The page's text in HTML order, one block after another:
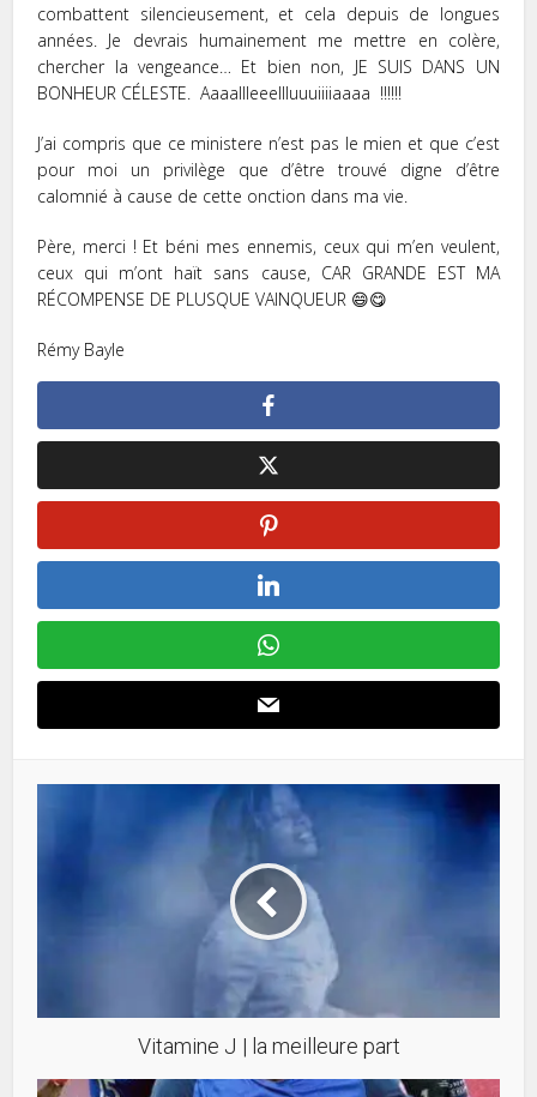
combattent silencieusement, et cela depuis de longues
années. Je devrais humainement me mettre en colère,
chercher la vengeance… Et bien non, JE SUIS DANS UN
BONHEUR CÉLESTE. Aaaallleeellluuuiiiiaaaa !!!!!!
J’ai compris que ce ministere n’est pas le mien et que c’est
pour moi un privilège que d’être trouvé digne d’être
calomnié à cause de cette onction dans ma vie.
Père, merci ! Et béni mes ennemis, ceux qui m’en veulent,
ceux qui m’ont haït sans cause, CAR GRANDE EST MA
RÉCOMPENSE DE PLUSQUE VAINQUEUR 😄😋
Rémy Bayle
Vitamine J | la meilleure part